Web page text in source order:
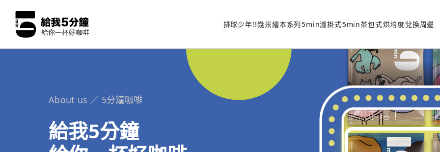
排球少年!!幾米繪本系列5min濾掛式5min茶包式烘培度兌換周邊
About us ／ 5分鐘咖啡
給我5分鐘